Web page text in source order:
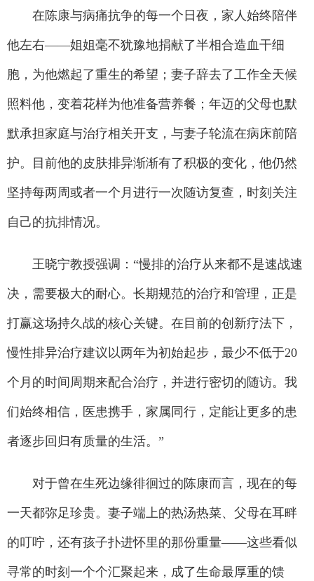
在陈康与病痛抗争的每一个日夜，家人始终陪伴
他左右——姐姐毫不犹豫地捐献了半相合造血干细
胞，为他燃起了重生的希望；妻子辞去了工作全天候
照料他，变着花样为他准备营养餐；年迈的父母也默
默承担家庭与治疗相关开支，与妻子轮流在病床前陪
护。目前他的皮肤排异渐渐有了积极的变化，他仍然
坚持每两周或者一个月进行一次随访复查，时刻关注
自己的抗排情况。
王晓宁教授强调：“慢排的治疗从来都不是速战速
决，需要极大的耐心。长期规范的治疗和管理，正是
打赢这场持久战的核心关键。在目前的创新疗法下，
慢性排异治疗建议以两年为初始起步，最少不低于20
个月的时间周期来配合治疗，并进行密切的随访。我
们始终相信，医患携手，家属同行，定能让更多的患
者逐步回归有质量的生活。”
对于曾在生死边缘徘徊过的陈康而言，现在的每
一天都弥足珍贵。妻子端上的热汤热菜、父母在耳畔
的叮咛，还有孩子扑进怀里的那份重量——这些看似
寻常的时刻一个个汇聚起来，成了生命最厚重的馈